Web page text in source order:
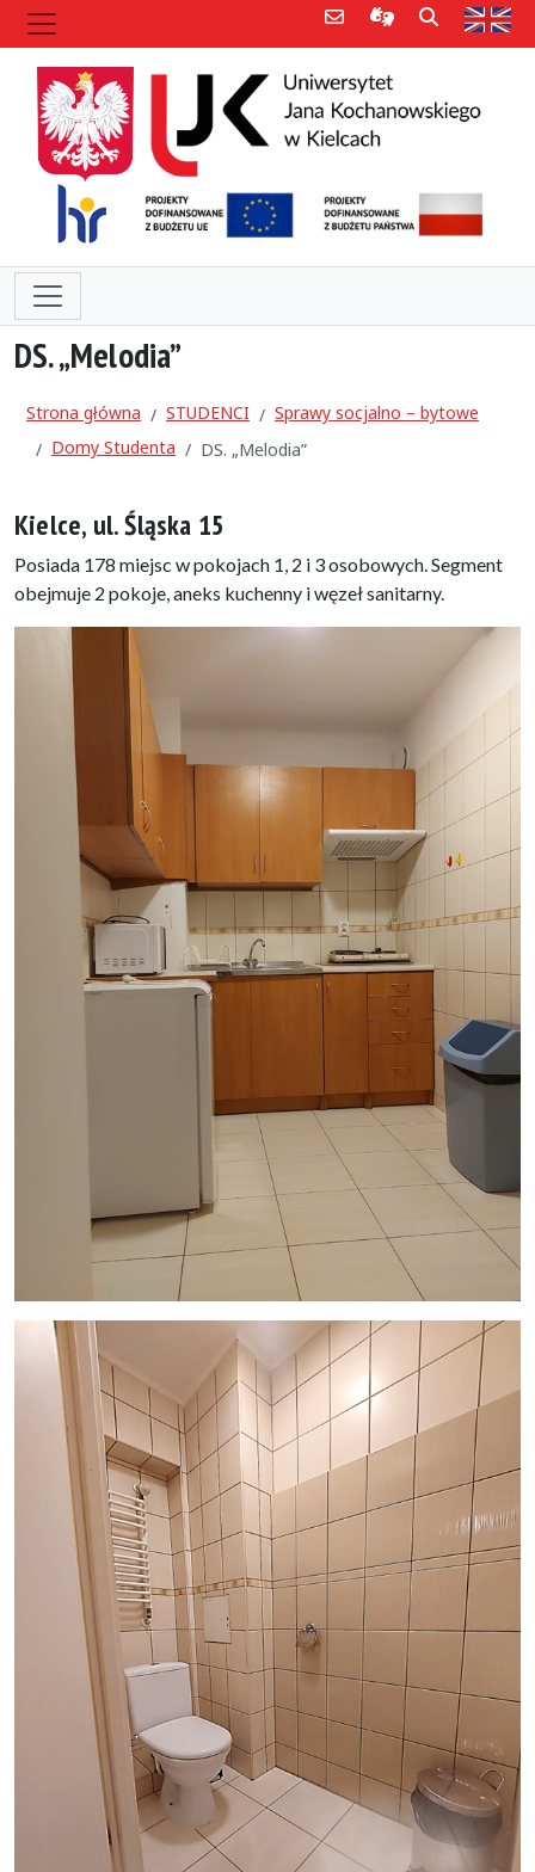
Poczta e-mailInformacje dla
Szukaj
DS. „Melodia”
Strona główna STUDENCI
Sprawy socjalno – bytowe
Domy Studenta
DS. „Melodia”
Kielce, ul. Śląska 15
Posiada 178 miejsc w pokojach 1, 2 i 3 osobowych. Segment
obejmuje 2 pokoje, aneks kuchenny i węzeł sanitarny.